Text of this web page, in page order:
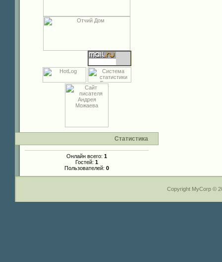
Статистика
Онлайн всего: 1
Гостей: 1
Пользователей: 0
Copyright MyCorp ©